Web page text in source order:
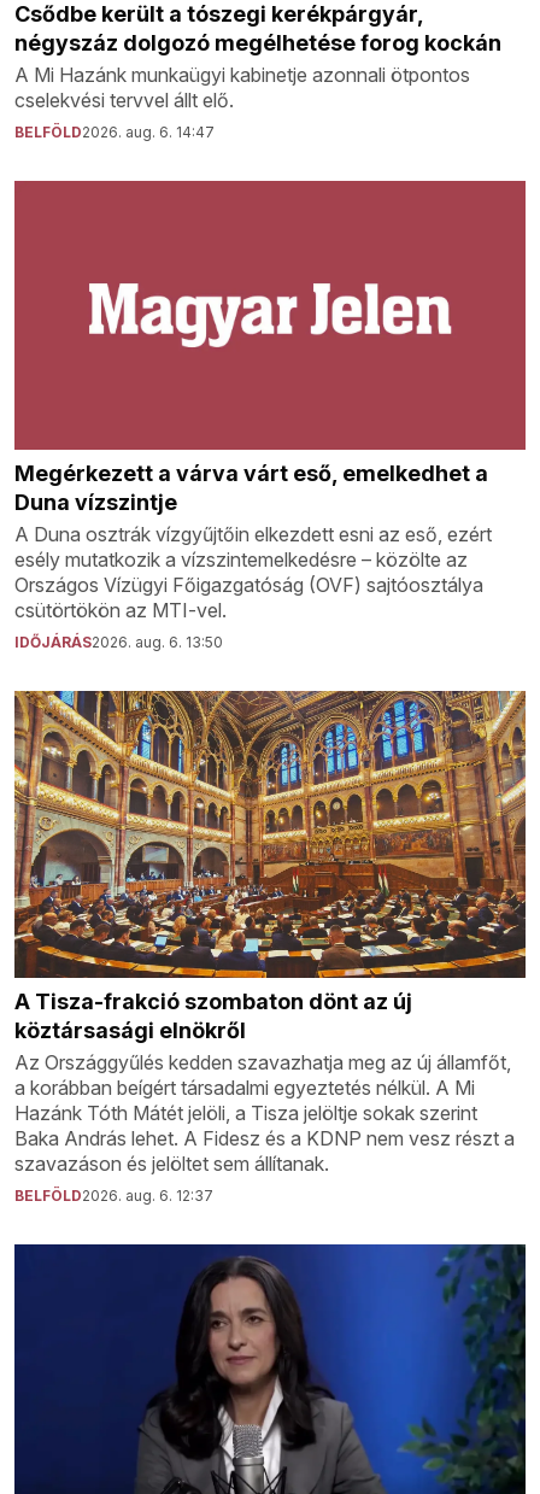
Csődbe került a tószegi kerékpárgyár,
négyszáz dolgozó megélhetése forog kockán
A Mi Hazánk munkaügyi kabinetje azonnali ötpontos
cselekvési tervvel állt elő.
BELFÖLD2026. aug. 6. 14:47
Megérkezett a várva várt eső, emelkedhet a
Duna vízszintje
A Duna osztrák vízgyűjtőin elkezdett esni az eső, ezért
esély mutatkozik a vízszintemelkedésre – közölte az
Országos Vízügyi Főigazgatóság (OVF) sajtóosztálya
csütörtökön az MTI-vel.
IDŐJÁRÁS2026. aug. 6. 13:50
A Tisza-frakció szombaton dönt az új
köztársasági elnökről
Az Országgyűlés kedden szavazhatja meg az új államfőt,
a korábban beígért társadalmi egyeztetés nélkül. A Mi
Hazánk Tóth Mátét jelöli, a Tisza jelöltje sokak szerint
Baka András lehet. A Fidesz és a KDNP nem vesz részt a
szavazáson és jelöltet sem állítanak.
BELFÖLD2026. aug. 6. 12:37